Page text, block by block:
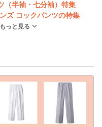
（半袖・七分袖）特集
ズ コックパンツの特集
もっと見る